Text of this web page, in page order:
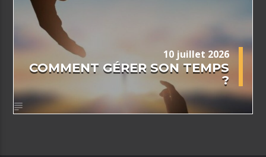
10 juillet 2026
COMMENT GÉRER SON TEMPS
?